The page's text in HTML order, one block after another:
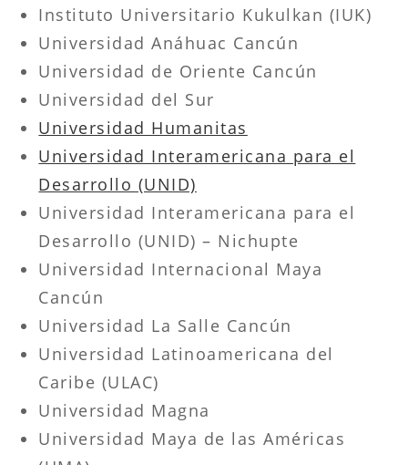
Instituto Universitario Kukulkan (IUK)
Universidad Anáhuac Cancún
Universidad de Oriente Cancún
Universidad del Sur
Universidad Humanitas
Universidad Interamericana para el
Desarrollo (UNID)
Universidad Interamericana para el
Desarrollo (UNID) – Nichupte
Universidad Internacional Maya
Cancún
Universidad La Salle Cancún
Universidad Latinoamericana del
Caribe (ULAC)
Universidad Magna
Universidad Maya de las Américas